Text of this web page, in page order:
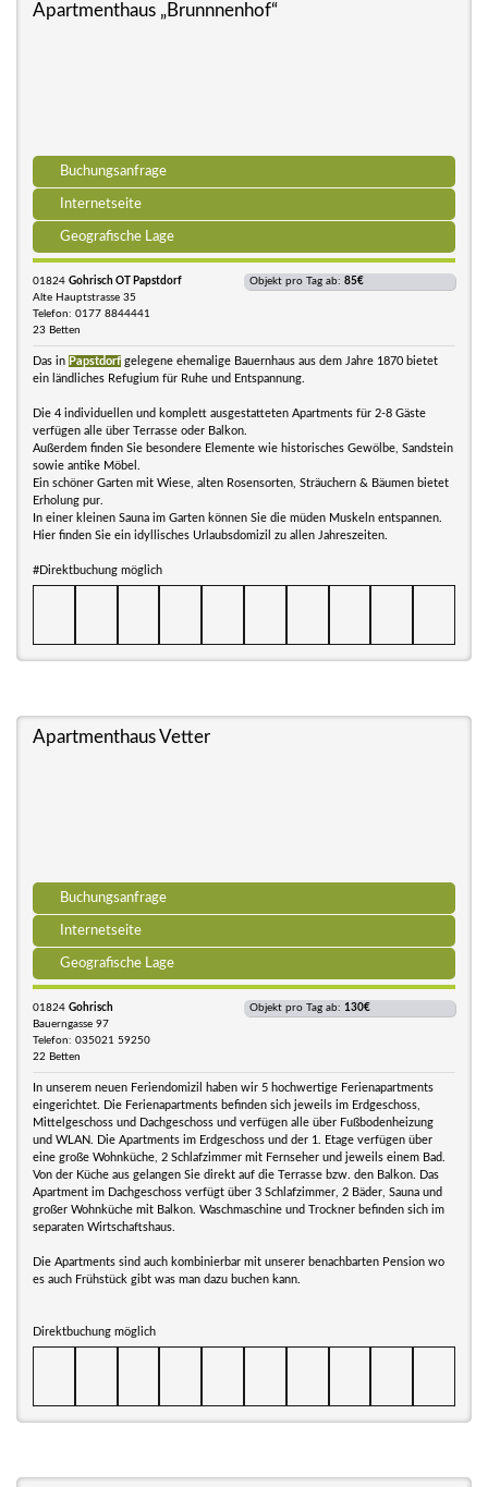
Apartmenthaus „Brunnnenhof“
Buchungsanfrage
Internetseite
Geografische Lage
01824 Gohrisch OT Papstdorf
Alte Hauptstrasse 35
Telefon: 0177 8844441
23 Betten
Objekt pro Tag ab: 85€
Das in Papstdorf gelegene ehemalige Bauernhaus aus dem Jahre 1870 bietet
ein ländliches Refugium für Ruhe und Entspannung.
Die 4 individuellen und komplett ausgestatteten Apartments für 2-8 Gäste
verfügen alle über Terrasse oder Balkon.
Außerdem finden Sie besondere Elemente wie historisches Gewölbe, Sandstein
sowie antike Möbel.
Ein schöner Garten mit Wiese, alten Rosensorten, Sträuchern & Bäumen bietet
Erholung pur.
In einer kleinen Sauna im Garten können Sie die müden Muskeln entspannen.
Hier finden Sie ein idyllisches Urlaubsdomizil zu allen Jahreszeiten.
#Direktbuchung möglich
Apartmenthaus Vetter
Buchungsanfrage
Internetseite
Geografische Lage
01824 Gohrisch
Bauerngasse 97
Telefon: 035021 59250
22 Betten
Objekt pro Tag ab: 130€
In unserem neuen Feriendomizil haben wir 5 hochwertige Ferienapartments
eingerichtet. Die Ferienapartments befinden sich jeweils im Erdgeschoss,
Mittelgeschoss und Dachgeschoss und verfügen alle über Fußbodenheizung
und WLAN. Die Apartments im Erdgeschoss und der 1. Etage verfügen über
eine große Wohnküche, 2 Schlafzimmer mit Fernseher und jeweils einem Bad.
Von der Küche aus gelangen Sie direkt auf die Terrasse bzw. den Balkon. Das
Apartment im Dachgeschoss verfügt über 3 Schlafzimmer, 2 Bäder, Sauna und
großer Wohnküche mit Balkon. Waschmaschine und Trockner befinden sich im
separaten Wirtschaftshaus.
Die Apartments sind auch kombinierbar mit unserer benachbarten Pension wo
es auch Frühstück gibt was man dazu buchen kann.
Direktbuchung möglich